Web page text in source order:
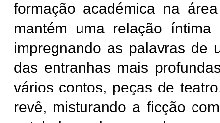
formação académica na
mantém uma relação
impregnando as palavras de
das entranhas mais
vários contos, peças de
revê, misturando a ficção